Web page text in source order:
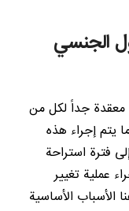
الجنسي
معقدة جداً لكل من
يتم إجراء هذه
فترة استراحة
عملية تغيير
الأسباب الأساسية